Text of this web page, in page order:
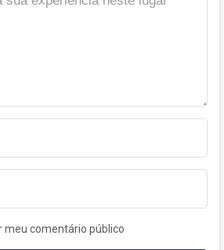
meu comentário público